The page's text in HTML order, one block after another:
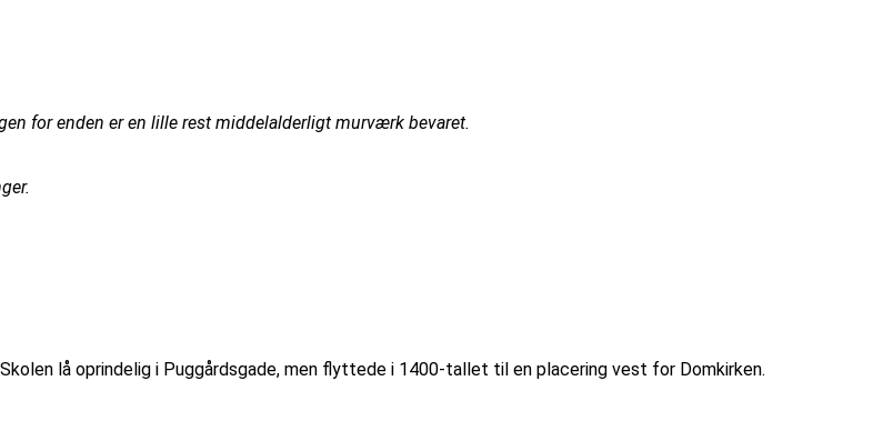
for enden er en lille rest middelalderligt murværk bevaret.
lå oprindelig i Puggårdsgade, men flyttede i 1400-tallet til en placering vest for Domkirken.